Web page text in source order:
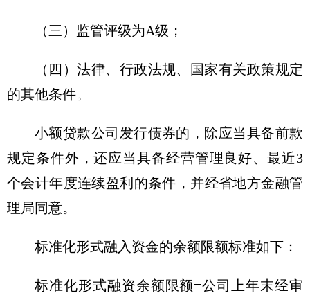
（三）监管评级为A级；
（四）法律、行政法规、国家有关政策规定
的其他条件。
小额贷款公司发行债券的，除应当具备前款
规定条件外，还应当具备经营管理良好、最近3
个会计年度连续盈利的条件，并经省地方金融管
理局同意。
标准化形式融入资金的余额限额标准如下：
标准化形式融资余额限额=公司上年末经审